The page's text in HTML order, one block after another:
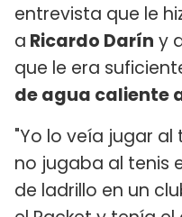
entrevista que le
a Ricardo Darín y
que le era
de agua caliente
"Yo lo veía jugar al
no jugaba al tenis
de ladrillo en un